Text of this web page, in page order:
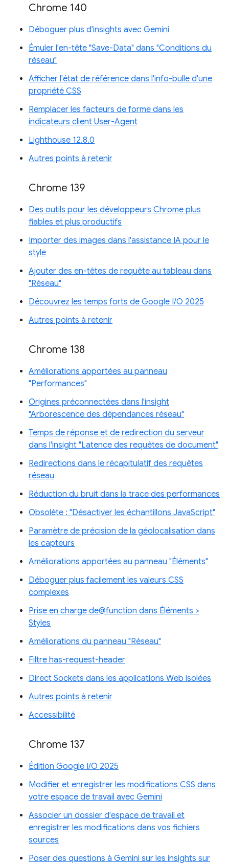
Chrome 140
Déboguer plus d'insights avec Gemini
Émuler l'en-tête "Save-Data" dans "Conditions du
réseau"
Afficher l'état de référence dans l'info-bulle d'une
propriété CSS
Remplacer les facteurs de forme dans les
indicateurs client User-Agent
Lighthouse 12.8.0
Autres points à retenir
Chrome 139
Des outils pour les développeurs Chrome plus
fiables et plus productifs
Importer des images dans l'assistance IA pour le
style
Ajouter des en-têtes de requête au tableau dans
"Réseau"
Découvrez les temps forts de Google I/O 2025
Autres points à retenir
Chrome 138
Améliorations apportées au panneau
"Performances"
Origines préconnectées dans l'insight
"Arborescence des dépendances réseau"
Temps de réponse et de redirection du serveur
dans l'insight "Latence des requêtes de document"
Redirections dans le récapitulatif des requêtes
réseau
Réduction du bruit dans la trace des performances
Obsolète : "Désactiver les échantillons JavaScript"
Paramètre de précision de la géolocalisation dans
les capteurs
Améliorations apportées au panneau "Éléments"
Déboguer plus facilement les valeurs CSS
complexes
Prise en charge de@function dans Éléments >
Styles
Améliorations du panneau "Réseau"
Filtre has-request-header
Direct Sockets dans les applications Web isolées
Autres points à retenir
Accessibilité
Chrome 137
Édition Google I/O 2025
Modifier et enregistrer les modifications CSS dans
votre espace de travail avec Gemini
Associer un dossier d'espace de travail et
enregistrer les modifications dans vos fichiers
sources
Poser des questions à Gemini sur les insights sur